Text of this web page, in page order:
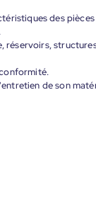
des pièces
de son